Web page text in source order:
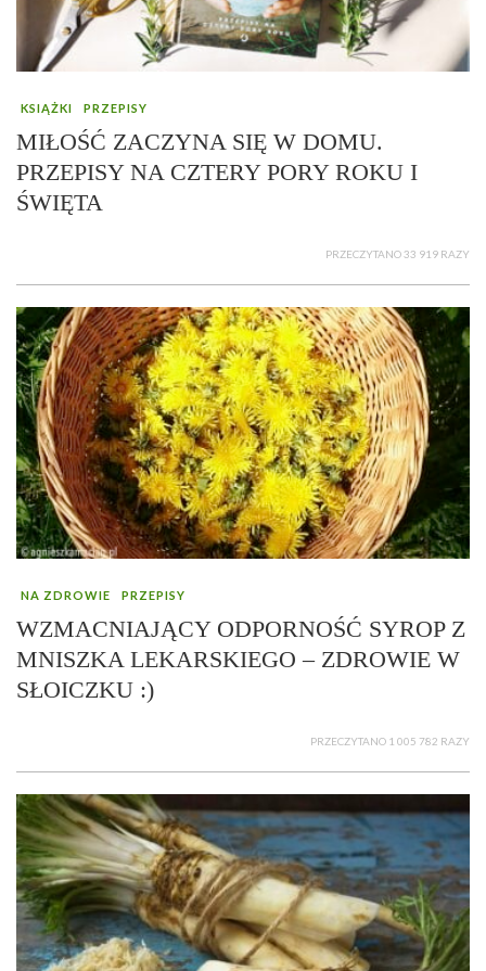
KSIĄŻKI PRZEPISY
MIŁOŚĆ ZACZYNA SIĘ W DOMU.
PRZEPISY NA CZTERY PORY ROKU I
ŚWIĘTA
PRZECZYTANO 33 919 RAZY
NA ZDROWIE PRZEPISY
WZMACNIAJĄCY ODPORNOŚĆ SYROP Z
MNISZKA LEKARSKIEGO – ZDROWIE W
SŁOICZKU :)
PRZECZYTANO 1 005 782 RAZY